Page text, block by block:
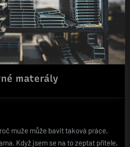
materály
muže může bavit taková práce,
Když jsem se na to zeptat přítele,